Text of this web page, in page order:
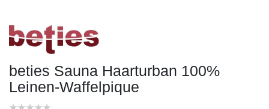
beties Sauna Haarturban 100%
Leinen-Waffelpique